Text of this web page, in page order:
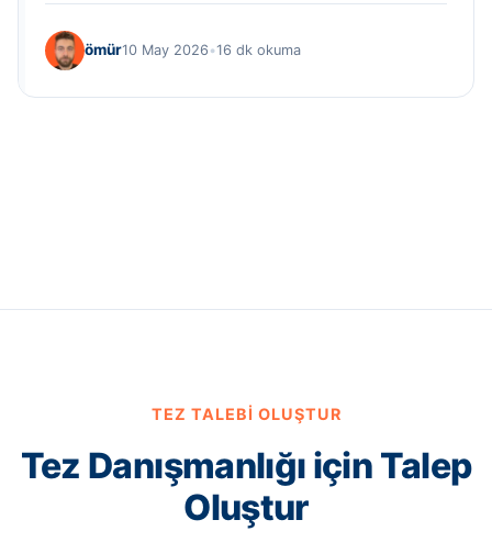
ömür10 May 2026 •16 dk okuma
TEZ TALEBI OLUŞTUR
Tez Danışmanlığı için Talep
Oluştur